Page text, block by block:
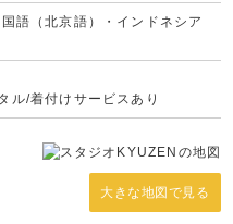
語（北京語）・インドネシア
ル/着付けサービスあり
大きな地図で見る